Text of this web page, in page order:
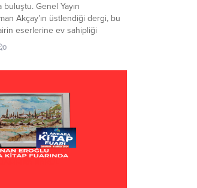
buluştu. Genel Yayın
Akçay’ın üstlendiği dergi, bu
eserlerine ev sahipliği
zengin bir içerik sunuyor.
Türk mitolojisinde ve
0